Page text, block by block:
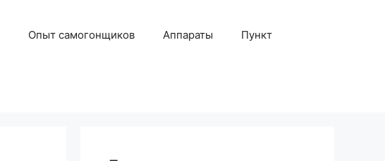
Опыт самогонщиков Аппараты Пункт